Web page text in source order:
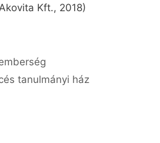
Kft., 2018)
tanulmányi ház